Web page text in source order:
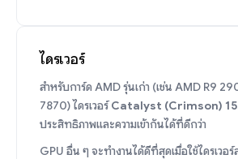
ไดรเวอร์
สำหรับการ์ด AMD รุ่นเก่า (เช่น AMD R9
7870) ไดรเวอร์Catalyst (Crimson)
ประสิทธิภาพและความเข้ากันได้ที่ดีกว่า
GPU อื่น ๆ จะทำงานได้ดีที่สุดเมื่อใช้ไดรเวอร์